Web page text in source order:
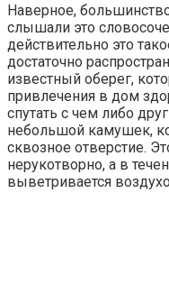
Наверное,
слышали это
действительно это
достаточно
известный оберег,
привлечения в дом
спутать с чем либо
небольшой камушек,
сквозное отверстие.
нерукотворно, а в
выветривается